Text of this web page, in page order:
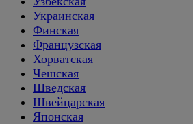
Украинская
Финская
Французская
Хорватская
Чешская
Шведская
Швейцарская
Японская